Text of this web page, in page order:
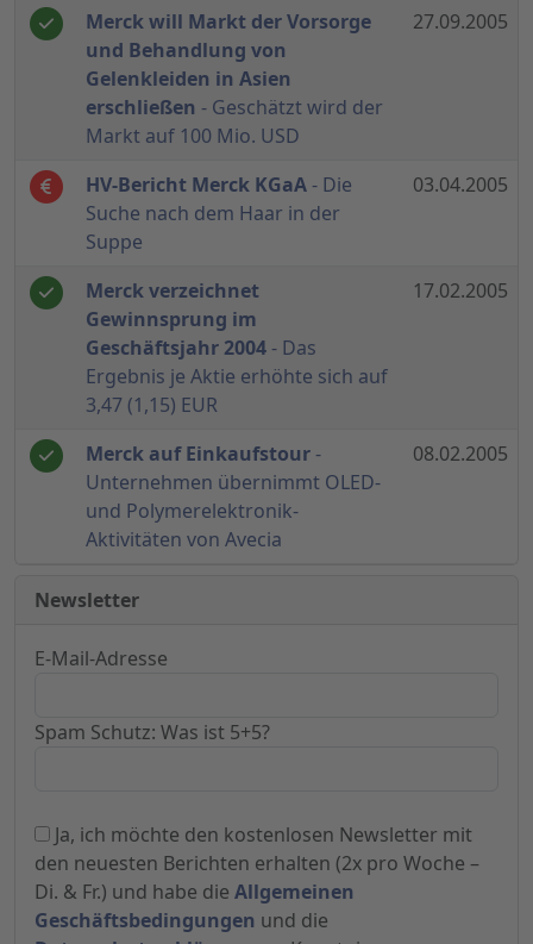
Merck will Markt der Vorsorge
und Behandlung von
Gelenkleiden in Asien
erschließen - Geschätzt wird der
Markt auf 100 Mio. USD
27.09.2005
HV-Bericht Merck KGaA- Die
Suche nach dem Haar in der
Suppe
03.04.2005
Merck verzeichnet
Gewinnsprung im
Geschäftsjahr 2004 - Das
Ergebnis je Aktie erhöhte sich auf
3,47 (1,15) EUR
17.02.2005
Merck auf Einkaufstour-
Unternehmen übernimmt OLED-
und Polymerelektronik-
Aktivitäten von Avecia
08.02.2005
Newsletter
E-Mail-Adresse
Spam Schutz: Was ist 5+5?
Ja, ich möchte den kostenlosen Newsletter mit
den neuesten Berichten erhalten (2x pro Woche –
Di. & Fr.) und habe die Allgemeinen
Geschäftsbedingungen und die